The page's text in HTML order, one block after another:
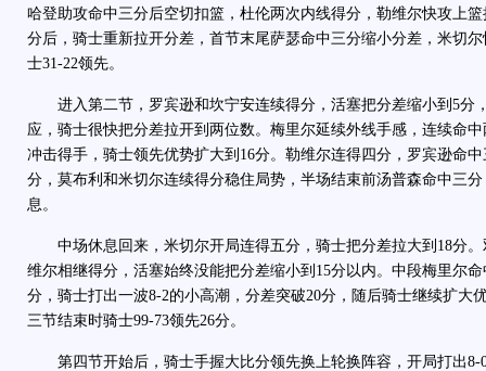
哈登助攻命中三分后空切扣篮，杜伦两次内线得分，勒维尔快攻上
分后，骑士重新拉开分差，首节末尾萨瑟命中三分缩小分差，米切
士31-22领先。
进入第二节，罗宾逊和坎宁安连续得分，活塞把分差缩小到5分
应，骑士很快把分差拉开到两位数。梅里尔延续外线手感，连续命
冲击得手，骑士领先优势扩大到16分。勒维尔连得四分，罗宾逊命
分，莫布利和米切尔连续得分稳住局势，半场结束前汤普森命中三
息。
中场休息回来，米切尔开局连得五分，骑士把分差拉大到18分。
维尔相继得分，活塞始终没能把分差缩小到15分以内。中段梅里尔
分，骑士打出一波8-2的小高潮，分差突破20分，随后骑士继续扩大
三节结束时骑士99-73领先26分。
第四节开始后，骑士手握大比分领先换上轮换阵容，开局打出8-